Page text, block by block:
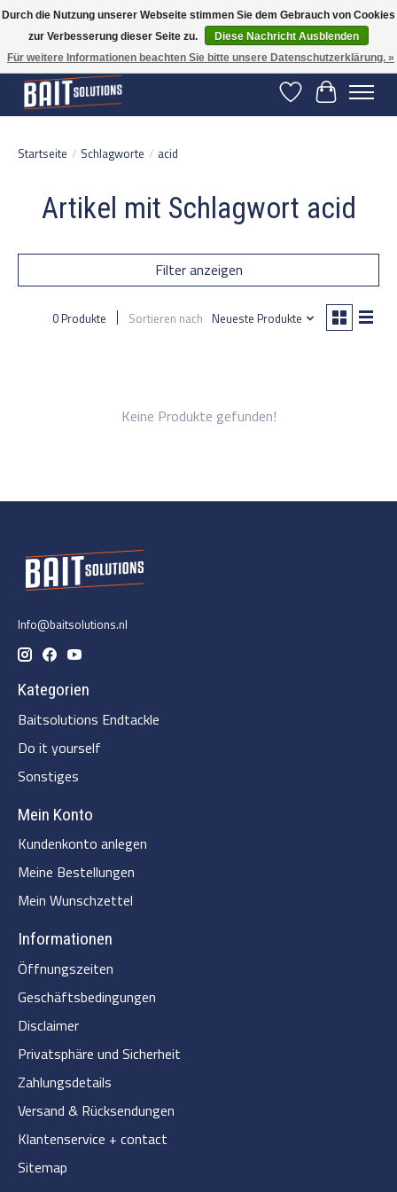
Gratis verzending vanaf 50 euro binnen NL | Op voorraad binnen 2-5 werkdagen
verzonden | België vanaf 70 euro gratis verzonden
Wunschzettel
Ihr
Startseite / Schlagworte / acid
Artikel mit Schlagwort acid
Filter anzeigen
0 Produkte Sortieren nach Neueste Produkte
Keine Produkte gefunden!
Info@baitsolutions.nl
Kategorien
Baitsolutions Endtackle
Do it yourself
Sonstiges
Mein Konto
Kundenkonto anlegen
Meine Bestellungen
Mein Wunschzettel
Informationen
Öffnungszeiten
Geschäftsbedingungen
Disclaimer
Privatsphäre und Sicherheit
Zahlungsdetails
Versand & Rücksendungen
Klantenservice + contact
Sitemap
Durch die Nutzung unserer Webseite stimmen Sie dem Gebrauch von Cookies
zur Verbesserung dieser Seite zu.
Diese Nachricht Ausblenden
Für weitere Informationen beachten Sie bitte unsere Datenschutzerklärung. »